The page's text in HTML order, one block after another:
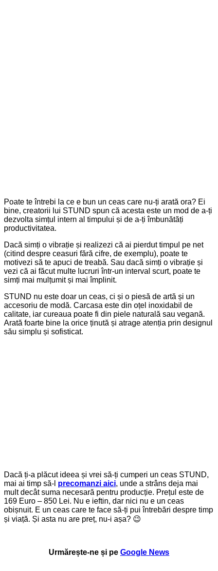
Poate te întrebi la ce e bun un ceas care nu-ți arată ora? Ei
bine, creatorii lui STUND spun că acesta este un mod de a-ți
dezvolta simțul intern al timpului și de a-ți îmbunătăți
productivitatea.
Dacă simți o vibrație și realizezi că ai pierdut timpul pe net
(citind despre ceasuri fără cifre, de exemplu), poate te
motivezi să te apuci de treabă. Sau dacă simți o vibrație și
vezi că ai făcut multe lucruri într-un interval scurt, poate te
simți mai mulțumit și mai împlinit.
STUND nu este doar un ceas, ci și o piesă de artă și un
accesoriu de modă. Carcasa este din oțel inoxidabil de
calitate, iar cureaua poate fi din piele naturală sau vegană.
Arată foarte bine la orice ținută și atrage atenția prin designul
său simplu și sofisticat.
Dacă ți-a plăcut ideea și vrei să-ți cumperi un ceas STUND,
mai ai timp să-l precomanzi aici, unde a strâns deja mai
mult decât suma necesară pentru producție. Prețul este de
169 Euro – 850 Lei. Nu e ieftin, dar nici nu e un ceas
obișnuit. E un ceas care te face să-ți pui întrebări despre timp
și viață. Și asta nu are preț, nu-i așa? 😉
Urmărește-ne și pe Google News